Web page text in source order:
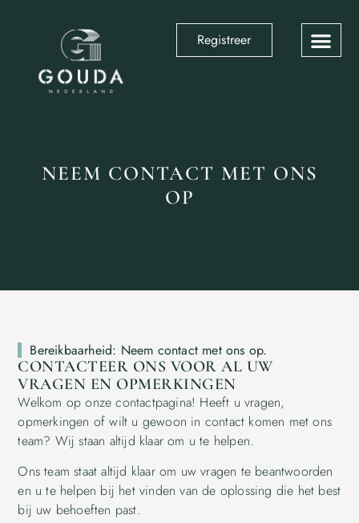
Registreer
NEEM CONTACT MET ONS
OP
Bereikbaarheid: Neem contact met ons op.
CONTACTEER ONS VOOR AL UW
VRAGEN EN OPMERKINGEN
Welkom op onze contactpagina! Heeft u vragen,
opmerkingen of wilt u gewoon in contact komen met ons
team? Wij staan altijd klaar om u te helpen.
Ons team staat altijd klaar om uw vragen te beantwoorden
en u te helpen bij het vinden van de oplossing die het best
bij uw behoeften past.